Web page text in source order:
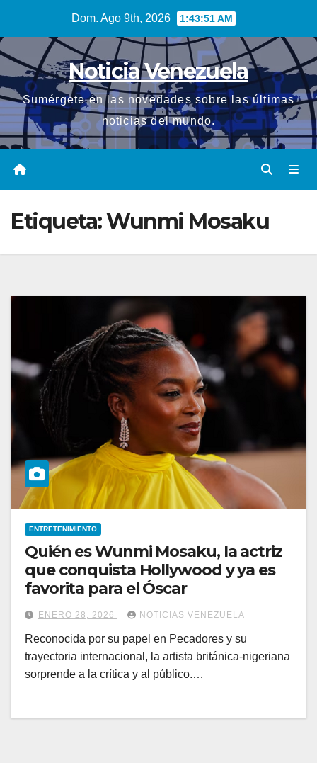
contenido
Dom. Ago 9th, 2026 1:43:51 AM
Noticia Venezuela
Sumérgete en las novedades sobre las últimas
noticias del mundo.
Etiqueta:Wunmi Mosaku
ENTRETENIMIENTO
Quién es Wunmi Mosaku, la actriz
que conquista Hollywood y ya es
favorita para el Óscar
ENERO 28, 2026 NOTICIAS VENEZUELA
Reconocida por su papel en Pecadores y su
trayectoria internacional, la artista británica-nigeriana
sorprende a la crítica y al público.…